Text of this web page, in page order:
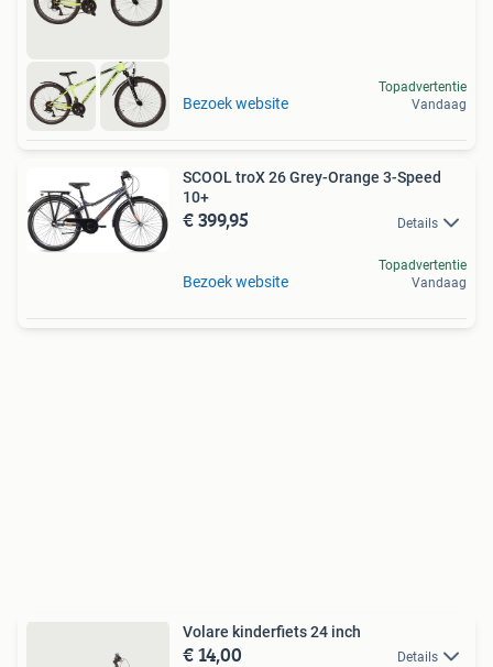
Bezoek website
Topadvertentie
Vandaag
SCOOL troX 26 Grey-Orange 3-Speed
10+
€ 399,95 Details
Bezoek website
Topadvertentie
Vandaag
Volare kinderfiets 24 inch
€ 14,00 Details